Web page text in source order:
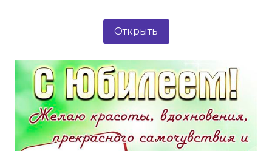
Открыть